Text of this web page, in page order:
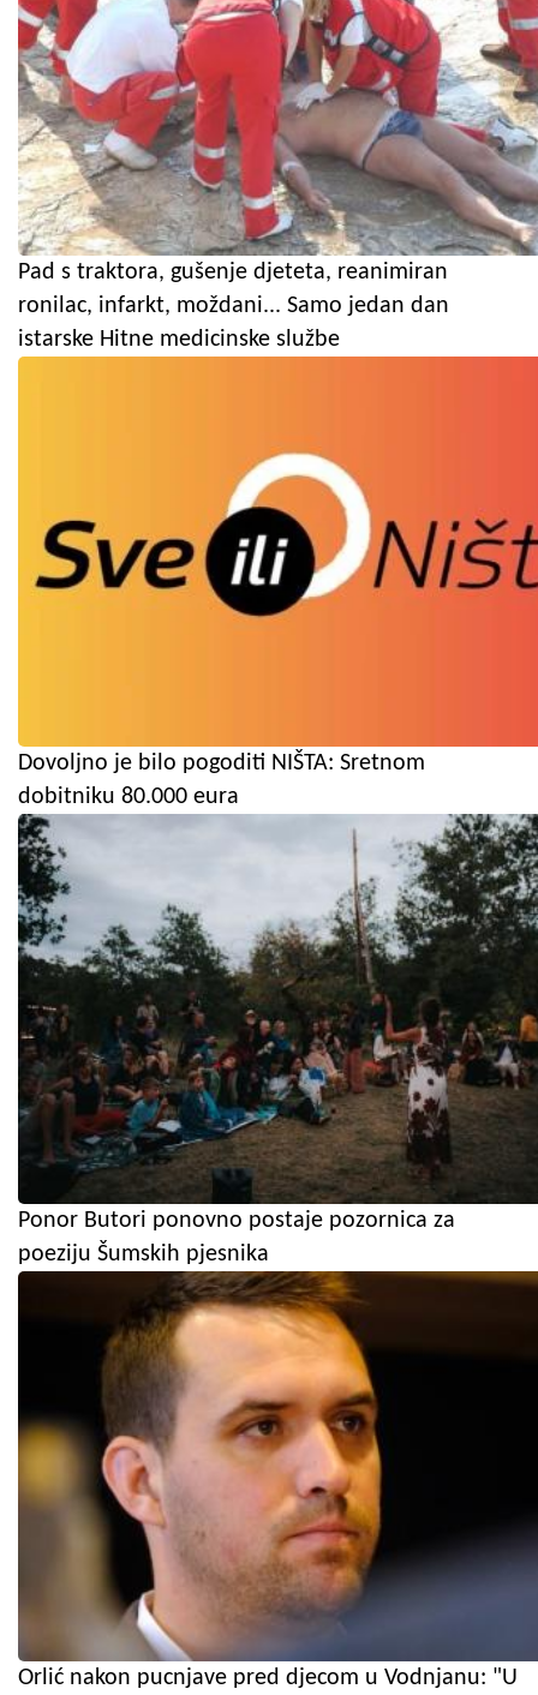
Pad s traktora, gušenje djeteta, reanimiran
ronilac, infarkt, moždani... Samo jedan dan
istarske Hitne medicinske službe
Dovoljno je bilo pogoditi NIŠTA: Sretnom
dobitniku 80.000 eura
Ponor Butori ponovno postaje pozornica za
poeziju Šumskih pjesnika
Orlić nakon pucnjave pred djecom u Vodnjanu: "U